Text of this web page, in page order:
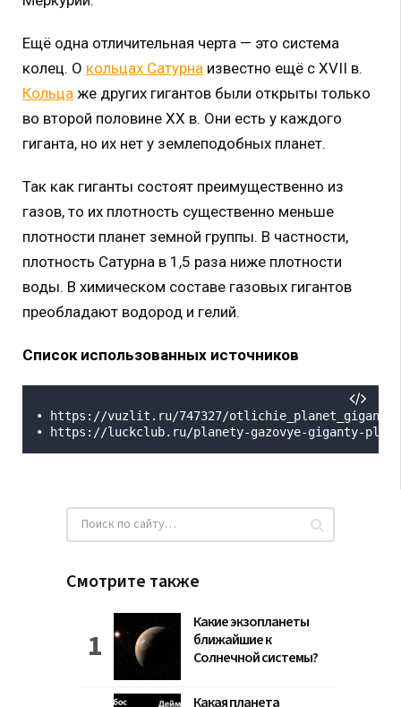
Ещё одна отличительная черта — это система
колец. О кольцах Сатурна известно ещё с XVII в.
Кольца же других гигантов были открыты только
во второй половине XX в. Они есть у каждого
гиганта, но их нет у землеподобных планет.
Так как гиганты состоят преимущественно из
газов, то их плотность существенно меньше
плотности планет земной группы. В частности,
плотность Сатурна в 1,5 раза ниже плотности
воды. В химическом составе газовых гигантов
преобладают водород и гелий.
Список использованных источников
• https://vuzlit.ru/747327/
• https://luckclub.ru/planety-gazovye-giganty-
Смотрите также
Какие экзопланеты
ближайшие к
Солнечной системы?
Какая планета